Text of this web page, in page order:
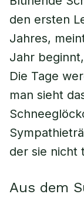
den ersten
Jahres,
Jahr
Die Tage
man sieht
der sie nicht
Aus dem